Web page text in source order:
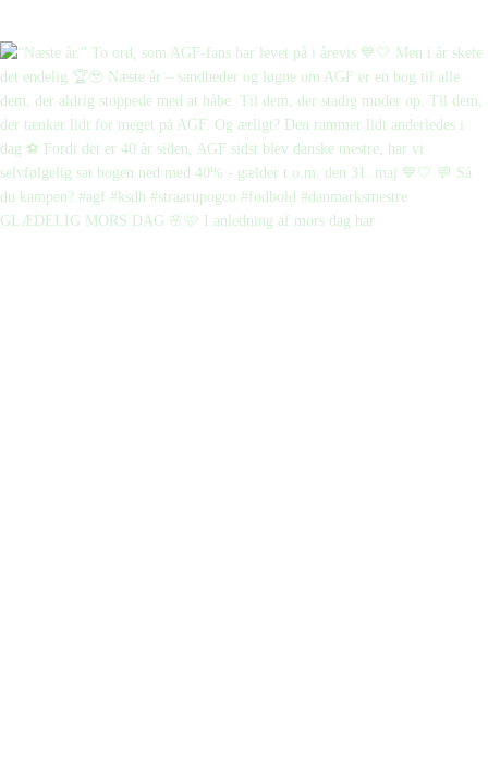
GLÆDELIG MORS DAG 🌸🩷 I anledning af mors dag har